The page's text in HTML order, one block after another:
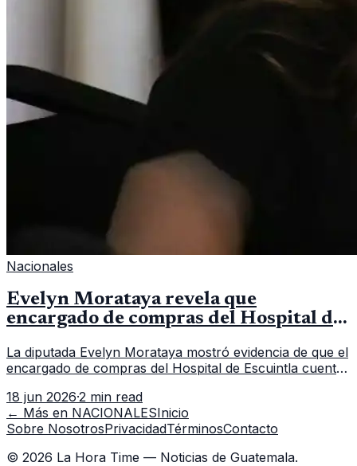
Nacionales
Evelyn Morataya revela que
encargado de compras del Hospital de
La diputada Evelyn Morataya mostró evidencia de que el
encargado de compras del Hospital de Escuintla cuenta
capacitación en la capital.
18 jun 2026·2 min read
← Más en NACIONALESInicio
Sobre NosotrosPrivacidadTérminosContacto
© 2026 La Hora Time — Noticias de Guatemala.